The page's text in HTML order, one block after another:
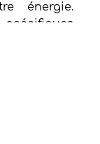
énergie.
spécifiques